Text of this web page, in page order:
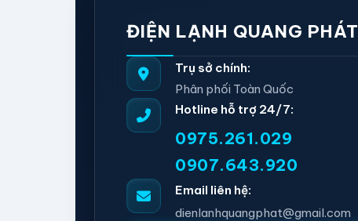
ĐIỆN LẠNH QUANG PHÁT
Trụ sở chính:
Phân phối Toàn Quốc
Hotline hỗ trợ 24/7:
0975.261.029
0907.643.920
Email liên hệ:
dienlanhquangphat@gmail.com